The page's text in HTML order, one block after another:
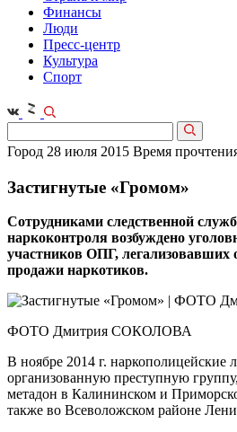
Финансы
Люди
Пресс-центр
Культура
Спорт
Город 28 июля 2015 Время
Застигнутые «Громом»
Сотрудниками следственной
наркоконтроля возбуждено
участников ОПГ, легализовавших
продажи наркотиков.
ФОТО Дмитрия СОКОЛОВА
В ноябре 2014 г. наркополицейские
организованную преступную
метадон в Калининском и
также во Всеволожском районе